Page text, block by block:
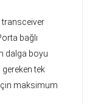
transceiver
bağlı
dalga boyu
tek
maksimum